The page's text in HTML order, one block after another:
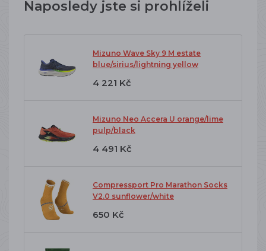
Naposledy jste si prohlíželi
Mizuno Wave Sky 9 M estate
blue/sirius/lightning yellow
4 221 Kč
Mizuno Neo Accera U orange/lime
pulp/black
4 491 Kč
Compressport Pro Marathon Socks
V2.0 sunflower/white
650 Kč